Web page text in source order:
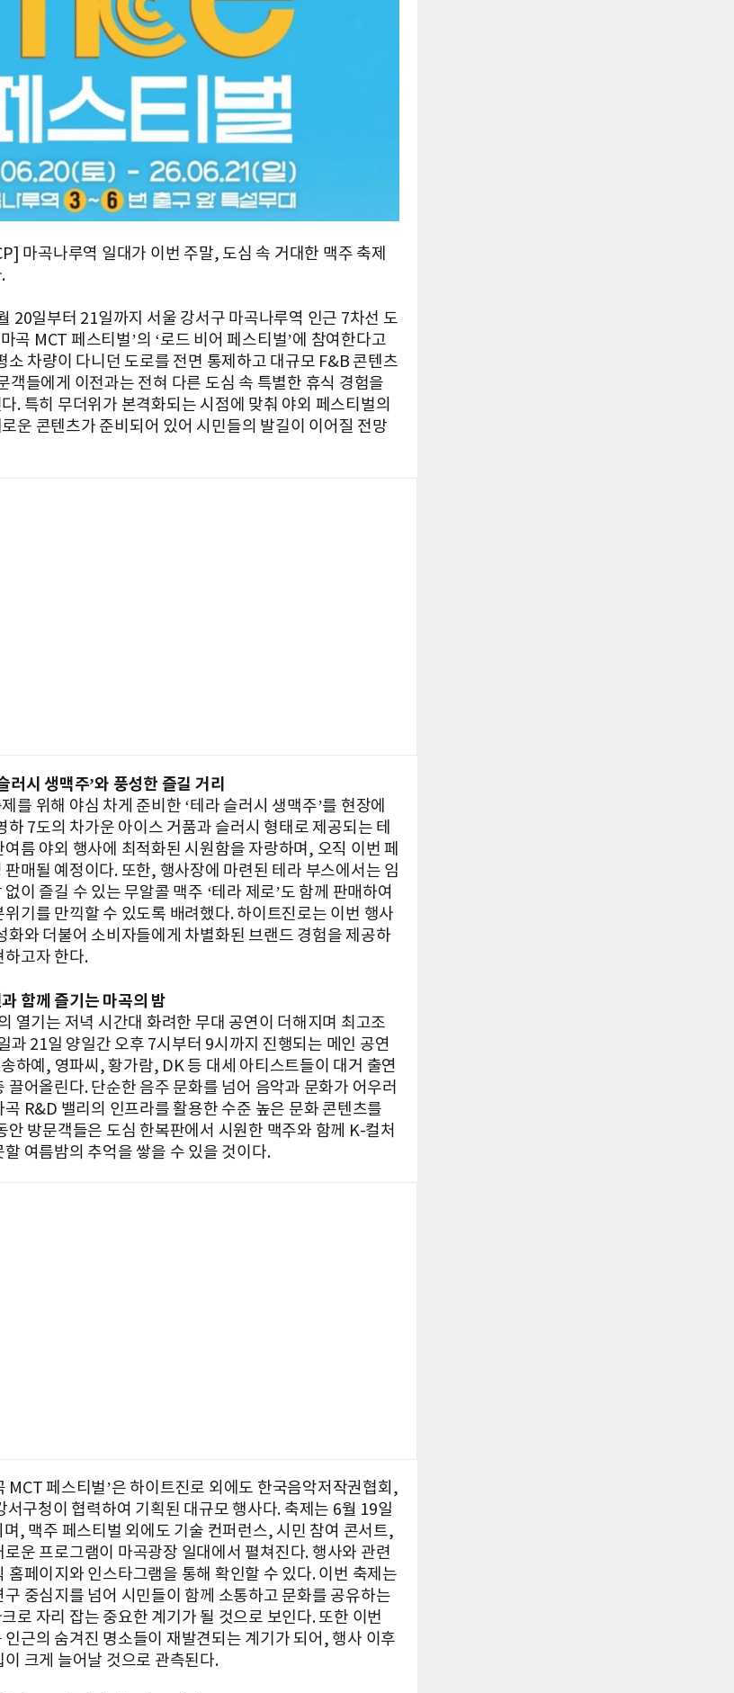
마곡나루역 일대가 이번 주말, 도심 속 거대한 맥주 축제
20일부터 21일까지 서울 강서구 마곡나루역 인근 7차선 도
곡 MCT 페스티벌’의 ‘로드 비어 페스티벌’에 참여한다고
소 차량이 다니던 도로를 전면 통제하고 대규모 F&B 콘텐츠
객들에게 이전과는 전혀 다른 도심 속 특별한 휴식 경험을
. 특히 무더위가 본격화되는 시점에 맞춰 야외 페스티벌의
운 콘텐츠가 준비되어 있어 시민들의 발길이 이어질 전망
러시 생맥주’와 풍성한 즐길 거리
를 위해 야심 차게 준비한 ‘테라 슬러시 생맥주’를 현장에
하 7도의 차가운 아이스 거품과 슬러시 형태로 제공되는 테
름 야외 행사에 최적화된 시원함을 자랑하며, 오직 이번 페
매될 예정이다. 또한, 행사장에 마련된 테라 부스에서는 임
이 즐길 수 있는 무알콜 맥주 ‘테라 제로’도 함께 판매하여
기를 만끽할 수 있도록 배려했다. 하이트진로는 이번 행사
화와 더불어 소비자들에게 차별화된 브랜드 경험을 제공하
하고자 한다.
함께 즐기는 마곡의 밤
열기는 저녁 시간대 화려한 무대 공연이 더해지며 최고조
과 21일 양일간 오후 7시부터 9시까지 진행되는 메인 공연
하예, 영파씨, 황가람, DK 등 대세 아티스트들이 대거 출연
끌어올린다. 단순한 음주 문화를 넘어 음악과 문화가 어우러
R&D 밸리의 인프라를 활용한 수준 높은 문화 콘텐츠를
안 방문객들은 도심 한복판에서 시원한 맥주와 함께 K-컬처
여름밤의 추억을 쌓을 수 있을 것이다.
MCT 페스티벌’은 하이트진로 외에도 한국음악저작권협회,
서구청이 협력하여 기획된 대규모 행사다. 축제는 6월 19일
, 맥주 페스티벌 외에도 기술 컨퍼런스, 시민 참여 콘서트,
운 프로그램이 마곡광장 일대에서 펼쳐진다. 행사와 관련
홈페이지와 인스타그램을 통해 확인할 수 있다. 이번 축제는
중심지를 넘어 시민들이 함께 소통하고 문화를 공유하는
로 자리 잡는 중요한 계기가 될 것으로 보인다. 또한 이번
근의 숨겨진 명소들이 재발견되는 계기가 되어, 행사 이후
크게 늘어날 것으로 관측된다.